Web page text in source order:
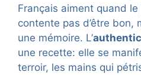
Français aiment quand
contente pas d’être bon,
une mémoire. L’
une recette: elle se
terroir, les mains qui